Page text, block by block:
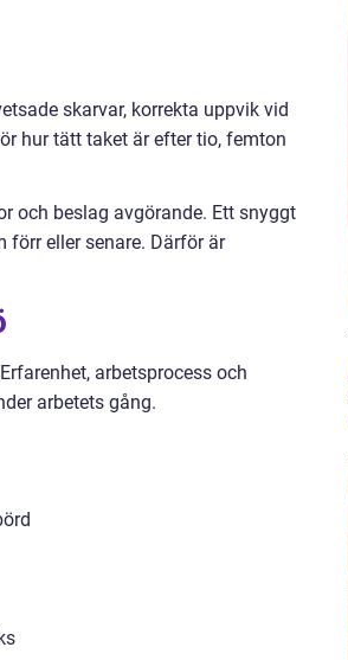
skarvar, korrekta uppvik vid
hur tätt taket är efter tio, femton
och beslag avgörande. Ett snyggt
eller senare. Därför är
arbetsprocess och
arbetets gång.